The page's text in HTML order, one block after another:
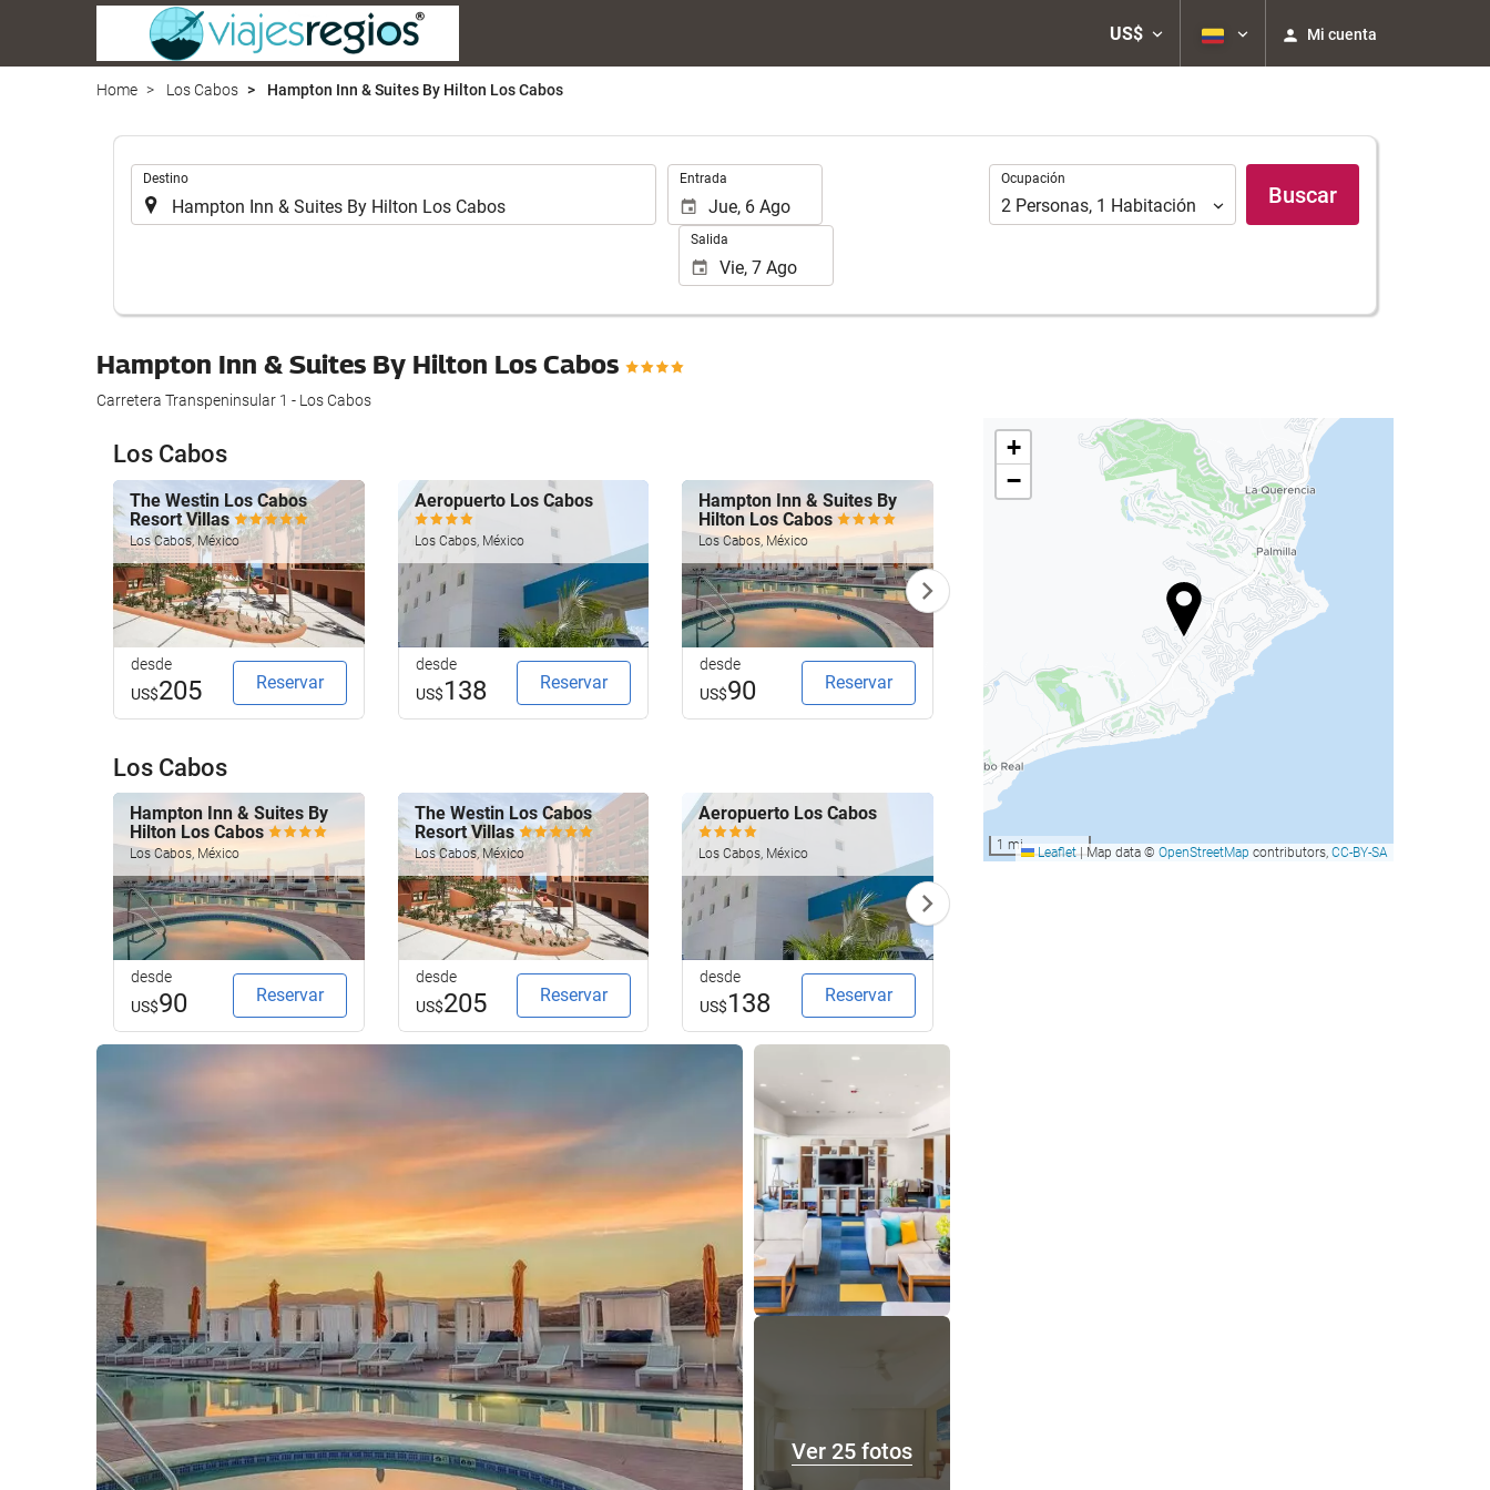
US$ Mi cuenta
Home Los Cabos Hampton Inn & Suites By Hilton Los Cabos
Destino Entrada
Salida
Ocupación
Ocupación
2 Personas, 1 Habitación Buscar
Hampton Inn & Suites By Hilton Los Cabos
Carretera Transpeninsular 1 - Los Cabos
Los Cabos
The Westin Los Cabos
Resort Villas
Los Cabos, México
desde
US$205 Reservar
Aeropuerto Los Cabos
Los Cabos, México
desde
US$138 Reservar
Hampton Inn & Suites By
Hilton Los Cabos
Los Cabos, México
desde
US$90 Reservar
The Westin Los Cabos
US$
205 Reservar
Aeropuerto Los Cabos
Los Cabos, México
Los Cabos
Hampton Inn & Suites By
Hilton Los Cabos
Los Cabos, México
desde
US$90 Reservar
The Westin Los Cabos
Resort Villas
Los Cabos, México
desde
US$205 Reservar
Aeropuerto Los Cabos
Los Cabos, México
desde
US$138 Reservar
Hampton Inn & Suites By
Hilton Los Cabos
Los Cabos, México Los Cabos, México
Ver 25 fotos
Ver 25 fotos
+
−
1 mi Leaflet |Map data © OpenStreetMap contributors, CC-BY-SA